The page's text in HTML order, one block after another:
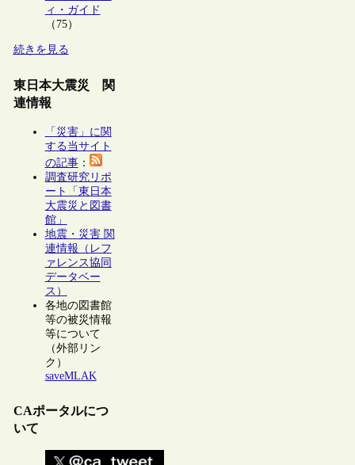
ィ・ガイド
（75）
続きを見る
東日本大震災 関
連情報
「災害」に関
する当サイト
の記事：
調査研究リポ
ート「東日本
大震災と図書
館」
地震・災害 関
連情報（レフ
ァレンス協同
データベー
ス）
各地の図書館
等の被災情報
等について
（外部リン
ク）
saveMLAK
CAポータルにつ
いて